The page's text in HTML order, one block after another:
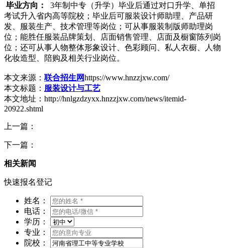
毕业方向： 3年制中专（升学）毕业后通过对口升学、单招
考试升入省内高等院校；毕业后可服装设计师助理、产品研
发、服装生产、技术管理等岗位；可从事服装制版师助理岗
位；能胜任服装品牌策划、店面销售管理、店面及橱窗陈列岗
位；还可从事人物整体形象设计、色彩顾问、私人衣橱、人物
化妆造型、陪购及相关行业岗位。
本文来源： 联合招生网https://www.hnzzjxw.com/
本文标题： 服装设计与工艺
本文地址：http://hnlgzdzyxx.hnzzjxw.com/news/itemid-
20922.shtml
上一篇：
下一篇：
相关新闻
快速报名登记
姓名：
电话：
学历：
专业：
院校：